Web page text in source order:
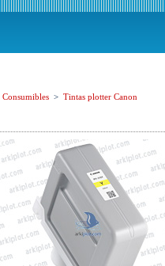
Consumibles > Tintas plotter Canon